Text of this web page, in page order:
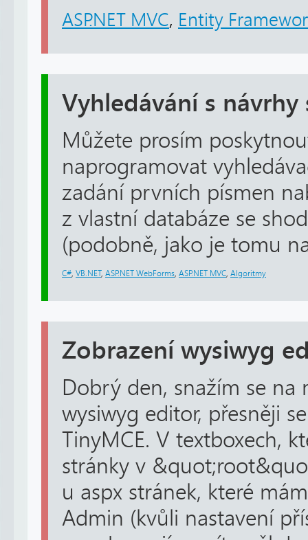
ASP.NET MVC, Entity
Vyhledávání s návrhy
Můžete prosím
naprogramovat
zadání prvních písmen
z vlastní databáze se
(podobně, jako je tomu
C# VB.NET, ASP.NET WebForms ASP.NET MVC Algoritmy
Zobrazení wysiwyg
Dobrý den, snažím se na
wysiwyg editor, přesněji
TinyMCE. V textboxech,
stránky v
u aspx stránek, které
Admin (kvůli nastavení